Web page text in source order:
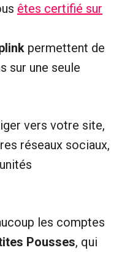
êtes certifié sur
permettent de
sur une seule
vers votre site,
réseaux sociaux,
les comptes
Pousses, qui